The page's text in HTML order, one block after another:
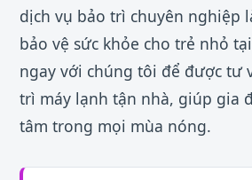
dịch vụ bảo trì chuyên nghiệp
bảo vệ sức khỏe cho trẻ nhỏ
ngay với chúng tôi để được tư
trì máy lạnh tận nhà, giúp gia
tâm trong mọi mùa nóng.